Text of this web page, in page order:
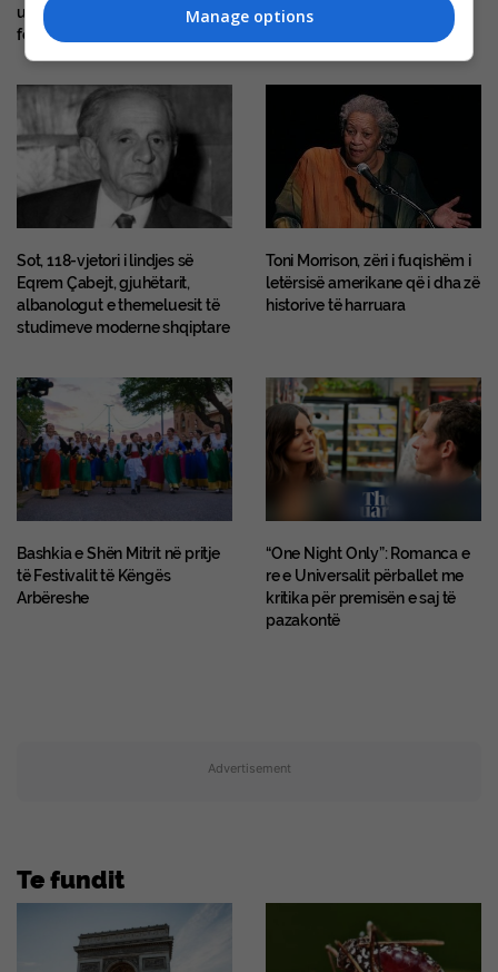
udhëtim në historinë e
fotografisë
Sot, 118-vjetori i lindjes së
Eqrem Çabejt, gjuhëtarit,
albanologut e themeluesit të
studimeve moderne shqiptare
Toni Morrison, zëri i fuqishëm i
letërsisë amerikane që i dha zë
historive të harruara
Bashkia e Shën Mitrit në pritje
të Festivalit të Këngës
Arbëreshe
“One Night Only”: Romanca e
re e Universalit përballet me
kritika për premisën e saj të
pazakontë
Advertisement
Te fundit
Manage options